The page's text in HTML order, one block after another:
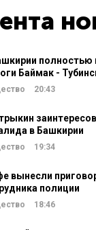
полностью
Баймак -
20:43
в Башкирии
19:34
вынесли
полиции
18:46